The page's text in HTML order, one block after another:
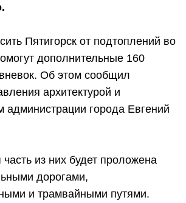
Пятигорск от подтоплений во
дополнительные 160
Об этом сообщил
архитектурой и
администрации города Евгений
из них будет проложена
дорогами,
и трамвайными путями.